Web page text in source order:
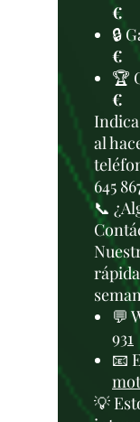
€
🔒
€
🏆
€
al
645
📞
💬
931
📧
💡